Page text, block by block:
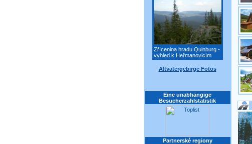
Zřícenina hradu Quinburg -
výhled k Heřmanovicím
Altvatergebirge Fotos
Eine unabhängige
Besucherzahlstatistik
Partnerské regiony